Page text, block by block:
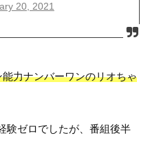
20, 2021
力ナンバーワンのリオちゃ
験ゼロでしたが、番組後半